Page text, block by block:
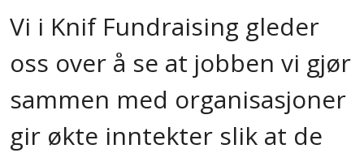
Vi i Knif Fundraising gleder
oss over å se at jobben vi gjør
sammen med organisasjoner
gir økte inntekter slik at de